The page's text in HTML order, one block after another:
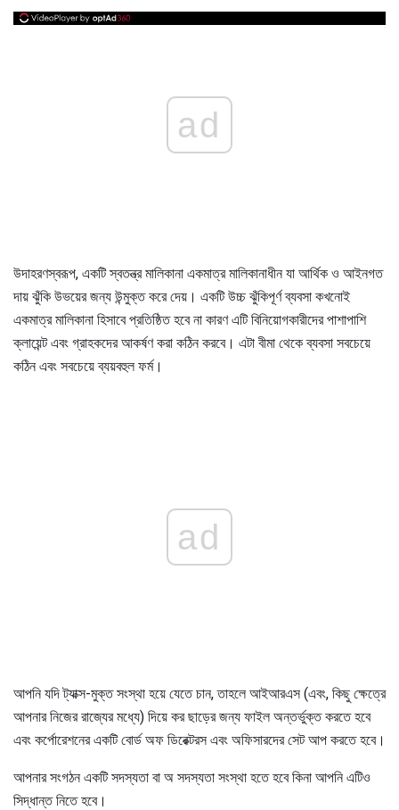
ad
উদাহরণস্বরূপ, একটি স্বতন্ত্র মালিকানা একমাত্র মালিকানাধীন যা আর্থিক ও আইনগত
দায় ঝুঁকি উভয়ের জন্য উন্মুক্ত করে দেয়। একটি উচ্চ ঝুঁকিপূর্ণ ব্যবসা কখনোই
একমাত্র মালিকানা হিসাবে প্রতিষ্ঠিত হবে না কারণ এটি বিনিয়োগকারীদের পাশাপাশি
ক্লায়েন্ট এবং গ্রাহকদের আকর্ষণ করা কঠিন করবে। এটা বীমা থেকে ব্যবসা সবচেয়ে
কঠিন এবং সবচেয়ে ব্যয়বহুল ফর্ম।
ad
আপনি যদি ট্যাক্স-মুক্ত সংস্থা হয়ে যেতে চান, তাহলে আইআরএস (এবং, কিছু ক্ষেত্রে
আপনার নিজের রাজ্যের মধ্যে) দিয়ে কর ছাড়ের জন্য ফাইল অন্তর্ভুক্ত করতে হবে
এবং কর্পোরেশনের একটি বোর্ড অফ ডিরেক্টরস এবং অফিসারদের সেট আপ করতে হবে।
আপনার সংগঠন একটি সদস্যতা বা অ সদস্যতা সংস্থা হতে হবে কিনা আপনি এটিও
সিদ্ধান্ত নিতে হবে।